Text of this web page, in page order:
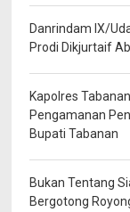
Danrindam IX/
Prodi Dikjurtaif
Kapolres
Pengamanan
Bupati Tabanan
Bukan Tentang
Bergotong